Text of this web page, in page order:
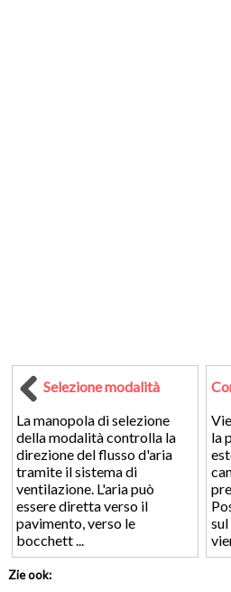
Selezione modalità
La manopola di selezione
della modalità controlla la
direzione del flusso d'aria
tramite il sistema di
ventilazione. L'aria può
essere diretta verso il
pavimento, verso le
bocchett ...
la
Zie ook: